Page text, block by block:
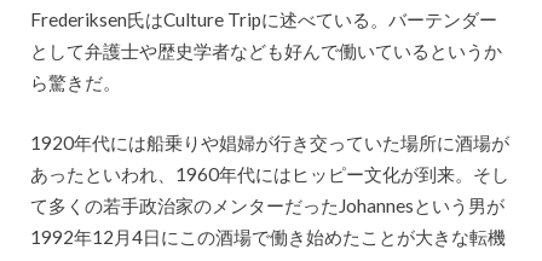
Frederiksen氏はCulture Tripに述べている。バーテンダー
として弁護士や歴史学者なども好んで働いているというか
ら驚きだ。
1920年代には船乗りや娼婦が行き交っていた場所に酒場が
あったといわれ、1960年代にはヒッピー文化が到来。そし
て多くの若手政治家のメンターだったJohannesという男が
1992年12月4日にこの酒場で働き始めたことが大きな転機